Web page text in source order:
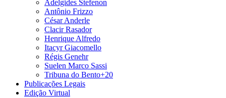
Adelgides Stefenon
Antônio Frizzo
César Anderle
Clacir Rasador
Henrique Alfredo
Itacyr Giacomello
Régis Genehr
Suelen Marco Sassi
Tribuna do Bento+20
Publicações Legais
Edição Virtual